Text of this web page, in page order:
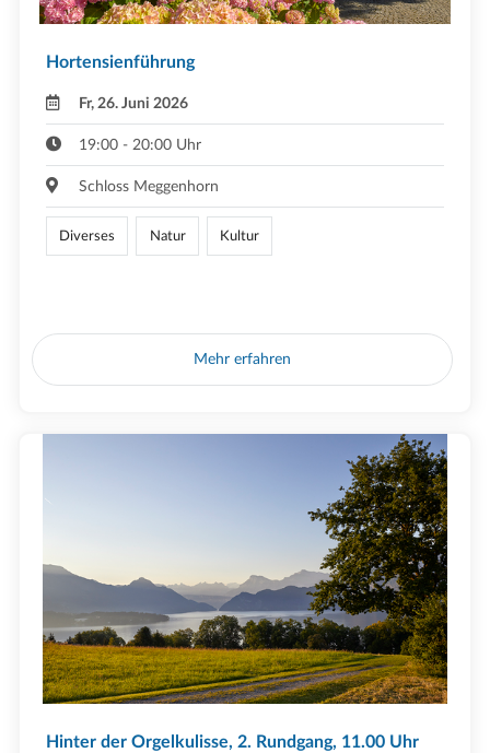
Hortensienführung
Fr, 26. Juni 2026
19:00 - 20:00 Uhr
Schloss Meggenhorn
Diverses Natur Kultur
Mehr erfahren
Hinter der Orgelkulisse, 2. Rundgang, 11.00 Uhr